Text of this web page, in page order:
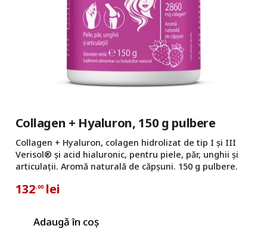
Collagen + Hyaluron, 150 g pulbere
Collagen + Hyaluron, colagen hidrolizat de tip I și III
Verisol® și acid hialuronic, pentru piele, păr, unghii și
articulații. Aromă naturală de căpșuni. 150 g pulbere.
132,00 lei
Adaugă în coș